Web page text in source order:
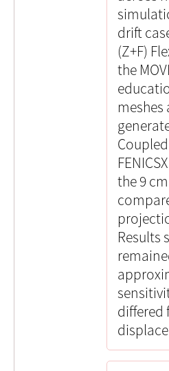
drift
(Z+F)
the
meshes
the 9
Results
differed